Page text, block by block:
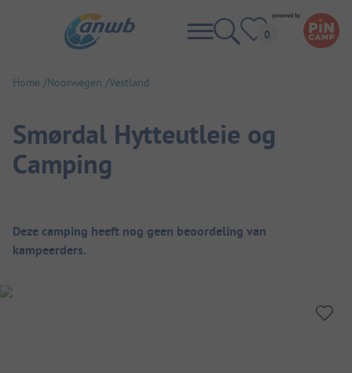
Home Noorwegen Vestland
Smørdal Hytteutleie og
Camping
Camping overzicht
Deze camping heeft nog geen beoordeling van
kampeerders.